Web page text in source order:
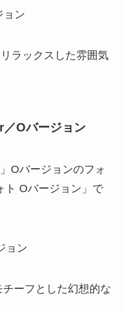
ョン
ラックスした雰囲気
Oバージョン
Oバージョンのフォ
ト Oバージョン」で
ョン
ーフとした幻想的な